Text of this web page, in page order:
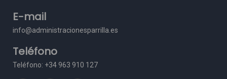
E-mail
info@administracionesparrilla.es
Teléfono
Teléfono: +34 963 910 127